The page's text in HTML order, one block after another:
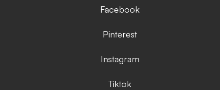
Facebook
Pinterest
Instagram
Tiktok